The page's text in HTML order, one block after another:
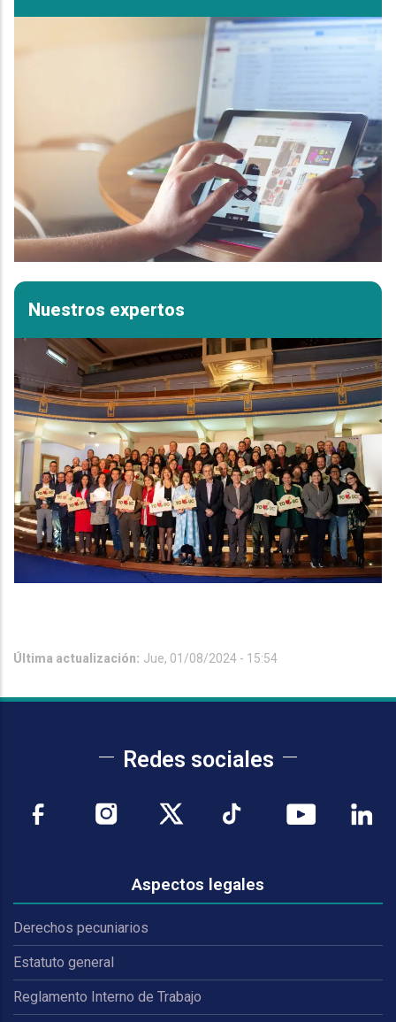
Nuestros expertos
Última actualización: Jue, 01/08/2024 - 15:54
Redes sociales
Aspectos legales
Derechos pecuniarios
Estatuto general
Reglamento Interno de Trabajo